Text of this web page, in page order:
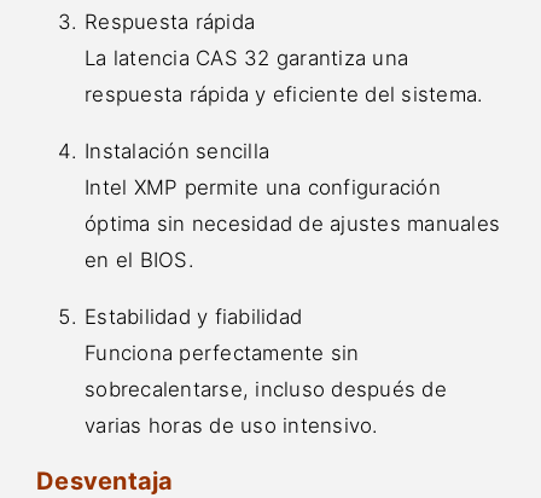
Respuesta rápida
La latencia CAS 32 garantiza una
respuesta rápida y eficiente del sistema.
Instalación sencilla
Intel XMP permite una configuración
óptima sin necesidad de ajustes manuales
en el BIOS.
Estabilidad y fiabilidad
Funciona perfectamente sin
sobrecalentarse, incluso después de
varias horas de uso intensivo.
Desventaja